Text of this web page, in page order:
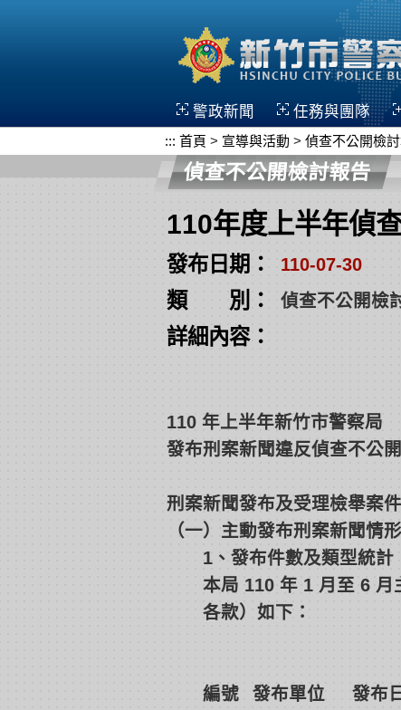
警政新聞 任務與團隊
::: 首頁 > 宣導與活動 > 偵查不公開檢
偵查不公開檢討報告
110年度上半年偵
發布日期： 110-07-30
類 別： 偵查不公開檢
詳細內容：
110 年上半年新竹市警察局
發布刑案新聞違反偵查不公
刑案新聞發布及受理檢舉案
（一）主動發布刑案新聞情形
1、發布件數及類型統計
本局 110 年 1 月至 6 月
各款）如下：
編號 發布單位 發布